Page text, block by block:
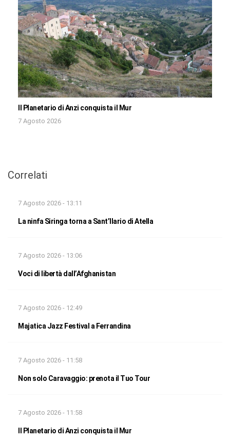
Il Planetario di Anzi conquista il Mur
7 Agosto 2026
Correlati
7 Agosto 2026 - 13:11
La ninfa Siringa torna a Sant’Ilario di Atella
7 Agosto 2026 - 13:06
Voci di libertà dall’Afghanistan
7 Agosto 2026 - 12:49
Majatica Jazz Festival a Ferrandina
7 Agosto 2026 - 11:58
Non solo Caravaggio: prenota il Tuo Tour
7 Agosto 2026 - 11:58
Il Planetario di Anzi conquista il Mur